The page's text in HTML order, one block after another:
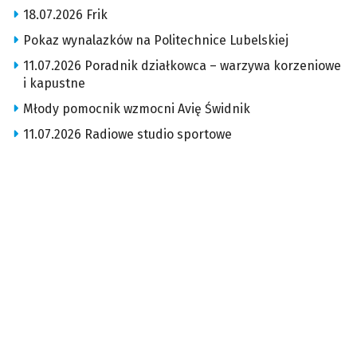
18.07.2026 Frik
Pokaz wynalazków na Politechnice Lubelskiej
11.07.2026 Poradnik działkowca – warzywa korzeniowe
i kapustne
Młody pomocnik wzmocni Avię Świdnik
11.07.2026 Radiowe studio sportowe